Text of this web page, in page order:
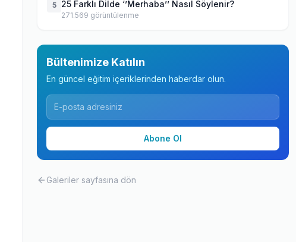
5 25 Farklı Dilde ‘’Merhaba’’ Nasıl Söylenir?
271.569 görüntülenme
Bültenimize Katılın
En güncel eğitim içeriklerinden haberdar olun.
Abone Ol
Galeriler sayfasına dön